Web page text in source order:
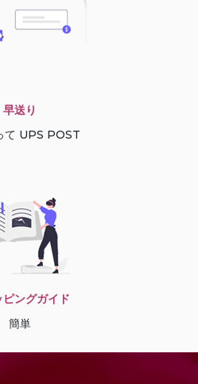
早送り
て UPS POST
ピングガイド
簡単